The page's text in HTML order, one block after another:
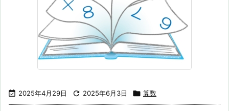
 2025年4月29日  2025年6月3日  算数